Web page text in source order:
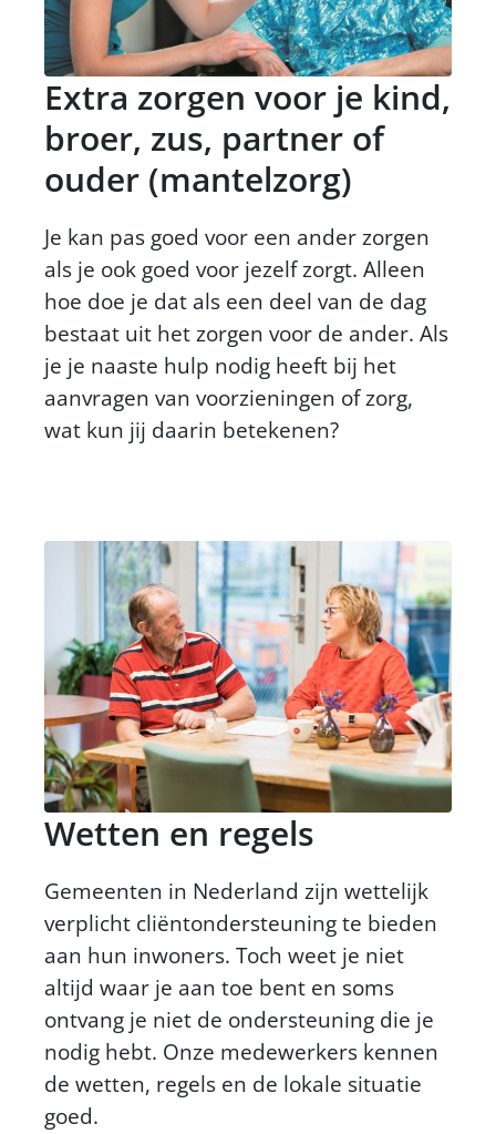
Extra zorgen voor je kind,
broer, zus, partner of
ouder (mantelzorg)
Je kan pas goed voor een ander zorgen
als je ook goed voor jezelf zorgt. Alleen
hoe doe je dat als een deel van de dag
bestaat uit het zorgen voor de ander. Als
je je naaste hulp nodig heeft bij het
aanvragen van voorzieningen of zorg,
wat kun jij daarin betekenen?
Wetten en regels
Gemeenten in Nederland zijn wettelijk
verplicht cliëntondersteuning te bieden
aan hun inwoners. Toch weet je niet
altijd waar je aan toe bent en soms
ontvang je niet de ondersteuning die je
nodig hebt. Onze medewerkers kennen
de wetten, regels en de lokale situatie
goed.